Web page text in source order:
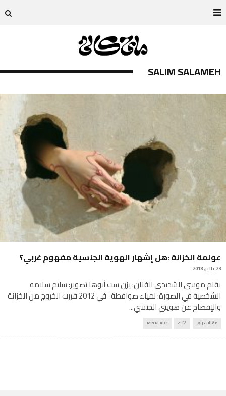
SALIM SALAMEH
عولمة الخزانة :هل إشهار الهوية الجنسية مفهوم غربي؟
23 يناير, 2018
بقلم موسى الشديدي الفنان: يزن ست أبوها تصوير: سليم سلامه
الشخصية في الصورة: لمياء صوافطة في 2012 قررت الخروج من الخزانة
والإفصاح عن هويتي الجنسي...
مقالات رأي 2
1 MIN READ